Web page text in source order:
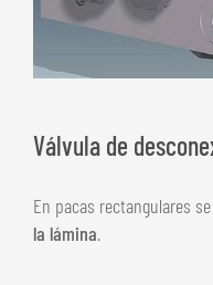
Válvula de
En pacas rectangulares
la lámina.